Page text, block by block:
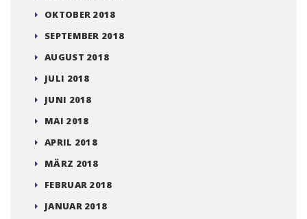
OKTOBER 2018
SEPTEMBER 2018
AUGUST 2018
JULI 2018
JUNI 2018
MAI 2018
APRIL 2018
MÄRZ 2018
FEBRUAR 2018
JANUAR 2018